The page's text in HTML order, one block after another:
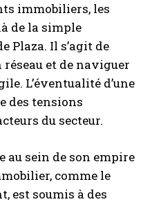
immobiliers, les
de la simple
Plaza. Il s’agit de
et de naviguer
L’éventualité d’une
des tensions
du secteur.
au sein de son empire
comme le
est soumis à des